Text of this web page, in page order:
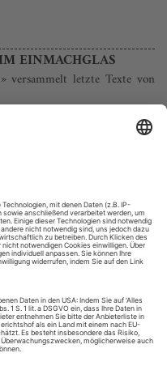
EINMACHGLAS
versammelt letzte Texte von
Buch in die Hand zu
erst verstorben ist. Man
Er ist nicht mehr
wiegt schwer.
(und Regisseur) etliche
der politischen
mit The English Concert,
und Chœur de Chambre de
gewählt. Pünktlich